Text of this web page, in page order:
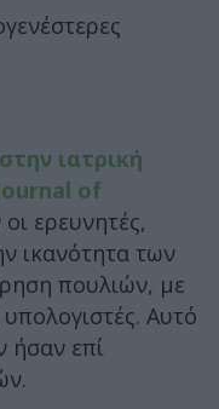
ιατρική
of
ερευνητές,
ικανότητα των
πουλιών, με
Αυτό
ήσαν επί